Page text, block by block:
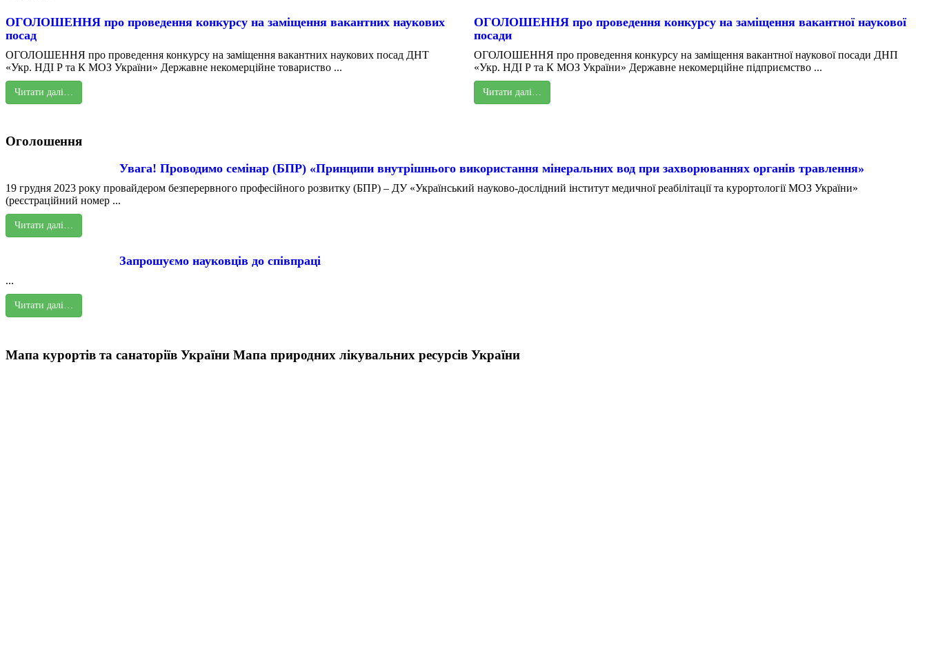
ОГОЛОШЕННЯ про проведення конкурсу на заміщення вакантних наукових
посад
ОГОЛОШЕННЯ про проведення конкурсу на заміщення вакантних наукових посад ДНТ
«Укр. НДІ Р та К МОЗ України» Державне некомерційне товариство ...
Читати далі…
ОГОЛОШЕННЯ про проведення конкурсу на заміщення вакантної наукової
посади
ОГОЛОШЕННЯ про проведення конкурсу на заміщення вакантної наукової посади ДНП
«Укр. НДІ Р та К МОЗ України» Державне некомерційне підприємство ...
Читати далі…
Оголошення
Увага! Проводимо семінар (БПР) «Принципи внутрішнього використання мінеральних вод при захворюваннях органів травлення»
19 грудня 2023 року провайдером безперервного професійного розвитку (БПР) – ДУ «Український науково-дослідний інститут медичної реабілітації та курортології МОЗ України»
(реєстраційний номер ...
Читати далі…
Запрошуємо науковців до співпраці
...
Читати далі…
Мапа курортів та санаторіїв України Мапа природних лікувальних ресурсів України